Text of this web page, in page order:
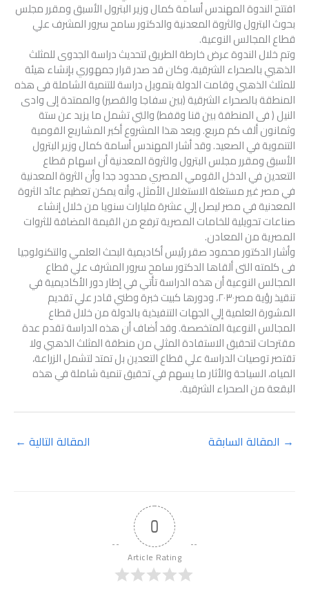
افتتح الندوة المهندس أسامة كمال وزير البترول الأسبق ومقرر مجلس
بحوث البترول والثروة المعدنية والدكتور سامح سرور المشرف علي
قطاع المجالس النوعية.
وتم خلال الندوة عرض خارطة الطريق لتحديث دراسة الجدوى للمثلث
الذهبي بالصحراء الشرقية، وكان قد صدر قرار جمهوري بإنشاء هيئة
للمثلث الذهبي وقامت الدولة بتمويل دراسة للتنمية الشاملة فى هذه
المنطقة بالصحراء الشرقية (بين سفاجا والقصير) والممتدة إلى وادى
النيل ( فى المنطقة بين قنا وقفط) والتي تشمل ما يزيد عن ستة
وثمانون ألف كم مربع. ويعد هذا المشروع أكبر المشاريع القومية
التنموية في الصعيد. وقد أشار المهندس أسامة كمال وزير البترول
الأسبق ومقرر مجلس البترول والثروة المعدنية أن اسهام قطاع
التعدين في الدخل القومي المصري محدود جدا وأن الثروة المعدنية
في مصر غير مستغلة الاستغلال الأمثل، وأنه يمكن تعظيم عائد الثروة
المعدنية في مصر ليصل إلي عشرة مليارات سنويا من خلال إنشاء
صناعات تحويلية للخامات المصرية ترفع من القيمة المضافة للثروات
المصرية من المعادن.
وأشار الدكتور محمود صقر رئيس أكاديمية البحث العلمي والتكنولوجيا
فى كلمته التى ألقاها الدكتور سامح سرور المشرف علي قطاع
المجالس النوعية أن هذه الدراسة تأتي في إطار دور الأكاديمية في
تنقيذ رؤية مصر٢٠٣٠، ودورها كبيت خبرة وطني قادر علي تقديم
المشورة العلمية إلي الجهات التنفيذية بالدولة من خلال قطاع
المجالس النوعية المتخصصة. وقد أضاف أن هذه الدراسة تقدم عدة
مقترحات لتحقيق الاستفادة المثلي من منطقة المثلث الذهبي ولا
تقتصر توصيات الدراسة علي قطاع التعدين بل تمتد لتشمل الزراعة،
المياه، السياحة والأثار ما يسهم في تحقيق تنمية شاملة في هذه
البقعة من الصحراء الشرقية.
→ المقالة السابقة المقالة التالية ←
0
Article Rating